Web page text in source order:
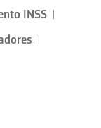
INSS